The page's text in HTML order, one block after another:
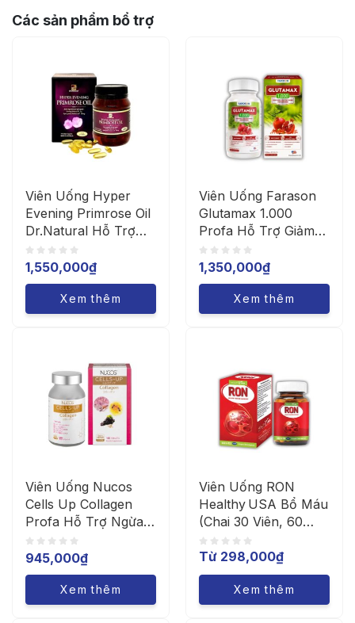
Các sản phẩm bổ trợ
Viên Uống Hyper
Evening Primrose Oil
Dr.Natural Hỗ Trợ
Cân Bằng Nội Tiết
Nữ (Hộp 180 Viên,
90 Viên)
1,550,000₫
Xem thêm
Viên Uống Farason
Glutamax 1.000
Profa Hỗ Trợ Giảm
Lão Hóa Da, Trắng
Da, Giảm Nám
(Hộp/30 Viên)
1,350,000₫
Xem thêm
Viên Uống Nucos
Cells Up Collagen
Profa Hỗ Trợ Ngừa
Lão Hóa Giảm Nếp
Nhăn (Hộp 180 Viên)
945,000₫
Xem thêm
Viên Uống RON
Healthy USA Bổ Máu
(Chai 30 Viên, 60
Viên) Hỗ Trợ Tăng
Cường Tạo Máu
Từ 298,000₫
Xem thêm